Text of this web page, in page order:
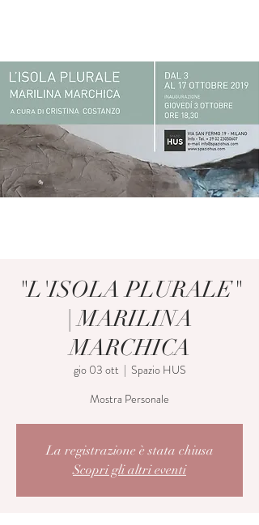
"L'ISOLA PLURALE"
| MARILINA
MARCHICA
gio 03 ott
  |
Spazio HUS
Mostra Personale
La registrazione è stata chiusa
Scopri gli altri eventi